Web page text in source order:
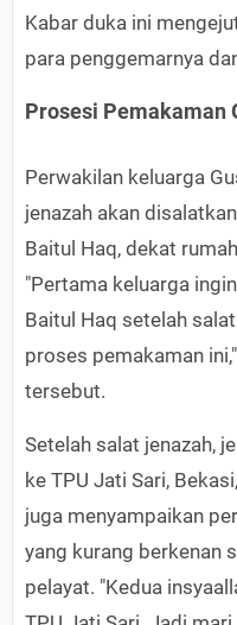
Kabar duka ini
para penggemarnya
Prosesi Pemakaman
Perwakilan keluarga
jenazah akan
Baitul Haq, dekat
"Pertama keluarga
Baitul Haq setelah
proses pemakaman
tersebut.
Setelah salat jenazah,
ke TPU Jati Sari,
juga menyampaikan
yang kurang berkenan
pelayat. "Kedua